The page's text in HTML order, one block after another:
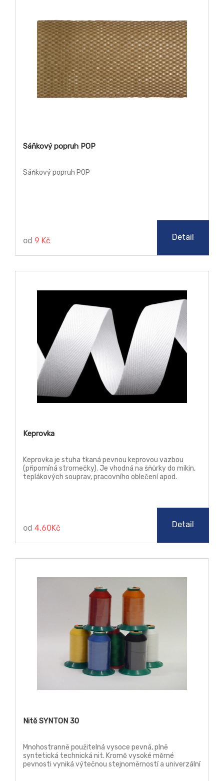
Sáňkový popruh POP
Sáňkový popruh POP
od 9 Kč Detail
Keprovka
Keprovka je stuha tkaná pevnou keprovou vazbou
(připomíná stromečky). Je vhodná na šňůrky do mikin,
teplákových souprav, pracovního oblečení apod.
od 4,60Kč Detail
Nitě SYNTON 30
Mnohostranně použitelná vysoce pevná, plně
syntetická technická nit. Kromě vysoké měrné
pevnosti vyniká výtečnou stejnoměrností a univerzální